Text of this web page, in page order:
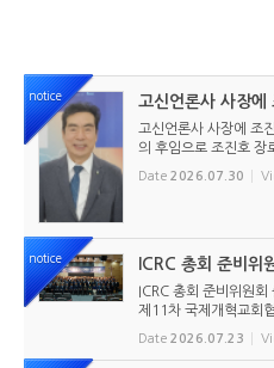
notice 고신언론사 사장에
고신언론사 사장에 조
의 후임으로 조진호 장
회 유지재단 이사회는
총회회관 3층에서 임
Date 2026.07.30
notice ICRC 총회 준비위
ICRC 총회 준비위원
제11차 국제개혁교
nce of Reformed
에 들어갔다. 2026년
Date 2026.07.23